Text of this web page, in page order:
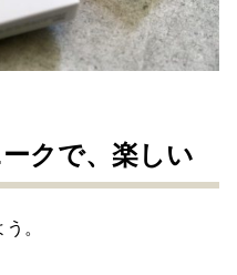
クで、楽しい
。